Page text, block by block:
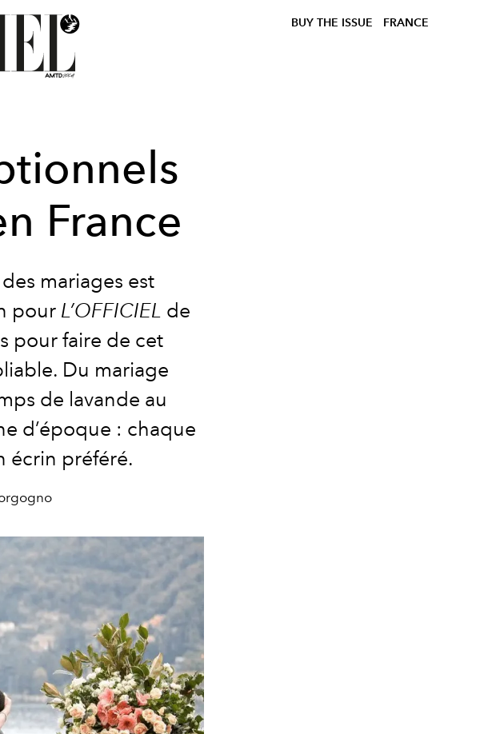
BUY THE ISSUE FRANCE
France
mariages est
pour L’OFFICIEL de
pour faire de cet
. Du mariage
de lavande au
d’époque : chaque
écrin préféré.